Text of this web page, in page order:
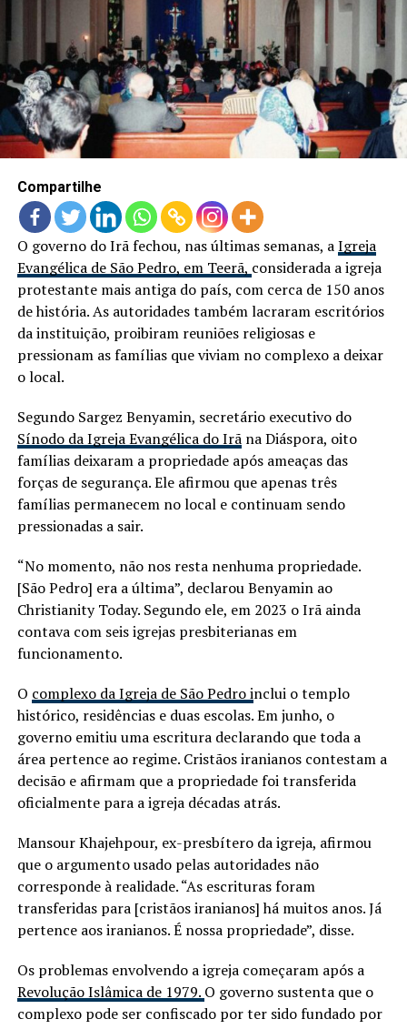
Compartilhe
O governo do Irã fechou, nas últimas semanas, aIgreja
Evangélica de São Pedro, em Teerã, considerada a igreja
protestante mais antiga do país, com cerca de 150 anos
de história. As autoridades também lacraram escritórios
da instituição, proibiram reuniões religiosas e
pressionam as famílias que viviam no complexo a deixar
o local.
Segundo Sargez Benyamin, secretário executivo do
Sínodo da Igreja Evangélica do Irãna Diáspora, oito
famílias deixaram a propriedade após ameaças das
forças de segurança. Ele afirmou que apenas três
famílias permanecem no local e continuam sendo
pressionadas a sair.
“No momento, não nos resta nenhuma propriedade.
[São Pedro] era a última”, declarou Benyamin ao
Christianity Today. Segundo ele, em 2023 o Irã ainda
contava com seis igrejas presbiterianas em
funcionamento.
O complexo da Igreja de São Pedro inclui o templo
histórico, residências e duas escolas. Em junho, o
governo emitiu uma escritura declarando que toda a
área pertence ao regime. Cristãos iranianos contestam a
decisão e afirmam que a propriedade foi transferida
oficialmente para a igreja décadas atrás.
Mansour Khajehpour, ex-presbítero da igreja, afirmou
que o argumento usado pelas autoridades não
corresponde à realidade. “As escrituras foram
transferidas para [cristãos iranianos] há muitos anos. Já
pertence aos iranianos. É nossa propriedade”, disse.
Os problemas envolvendo a igreja começaram após a
Revolução Islâmica de 1979. O governo sustenta que o
complexo pode ser confiscado por ter sido fundado por